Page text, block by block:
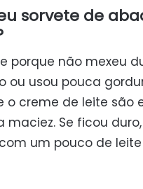
sorvete de
porque não mexeu
ou usou pouca
o creme de leite são
maciez. Se ficou
um pouco de